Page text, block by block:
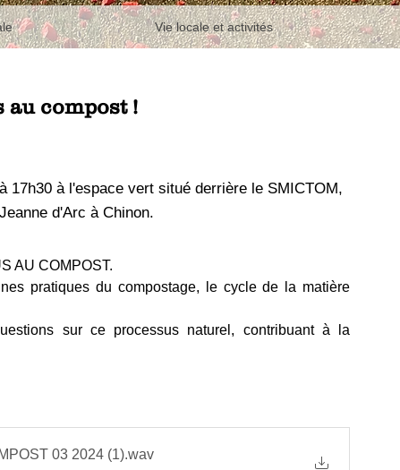
Vie locale et activités
au compost !
17h30 à l'espace vert situé derrière le SMICTOM,
d'Arc à Chinon.
AU COMPOST.
pratiques du compostage, le cycle de la matière
sur ce processus naturel, contribuant à la
COMPOST 03 2024 (1).wav